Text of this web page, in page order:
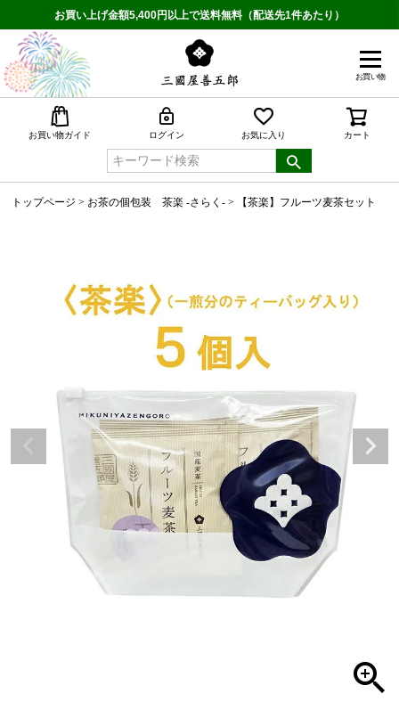
お買い上げ金額5,400円以上で送料無料（配送先1件あたり）
お買い物
お買い物ガイド ログイン お気に入り カート
トップページ お茶の個包装 茶楽 -さらく- 【茶楽】フルーツ麦茶セット